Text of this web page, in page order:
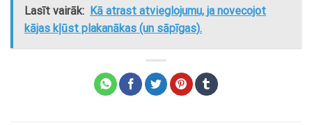
Lasīt vairāk: Kā atrast atvieglojumu, ja novecojot
kājas kļūst plakanākas (un sāpīgas).